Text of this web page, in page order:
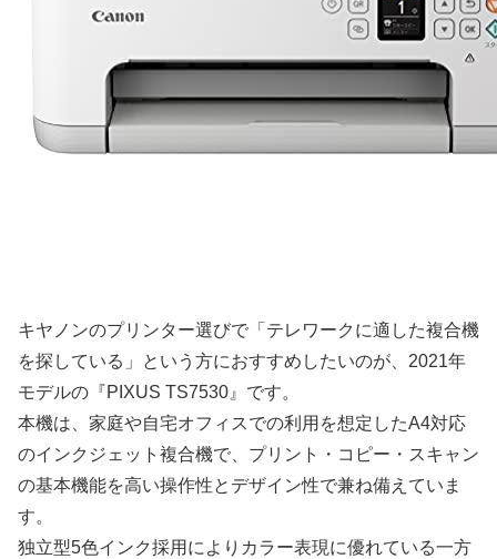
キヤノンのプリンター選びで「テレワークに適した複合機
を探している」という方におすすめしたいのが、2021年
モデルの『PIXUS TS7530』です。
本機は、家庭や自宅オフィスでの利用を想定したA4対応
のインクジェット複合機で、プリント・コピー・スキャン
の基本機能を高い操作性とデザイン性で兼ね備えていま
す。
独立型5色インク採用によりカラー表現に優れている一方